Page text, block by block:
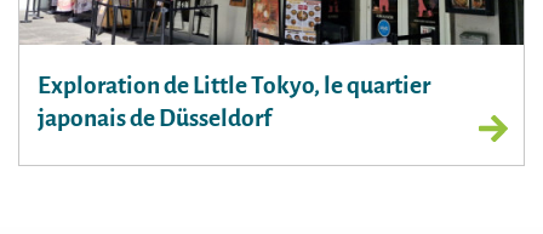
Exploration de Little Tokyo, le quartier
japonais de Düsseldorf